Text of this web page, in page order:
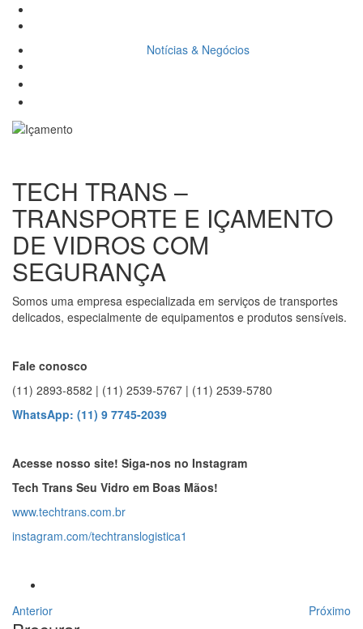
Notícias & Negócios
TECH TRANS –
TRANSPORTE E IÇAMENTO
DE VIDROS COM
SEGURANÇA
Somos uma empresa especializada em serviços de transportes
delicados, especialmente de equipamentos e produtos sensíveis.
Fale conosco
(11) 2893-8582 | (11) 2539-5767 | (11) 2539-5780
WhatsApp: (11) 9 7745-2039
Acesse nosso site! Siga-nos no Instagram
Tech Trans Seu Vidro em Boas Mãos!
www.techtrans.com.br
instagram.com/techtranslogistica1
Anterior Próximo